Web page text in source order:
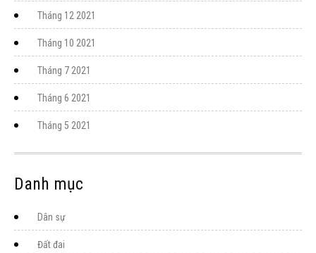
Tháng 12 2021
Tháng 10 2021
Tháng 7 2021
Tháng 6 2021
Tháng 5 2021
Danh mục
Dân sự
Đất đai